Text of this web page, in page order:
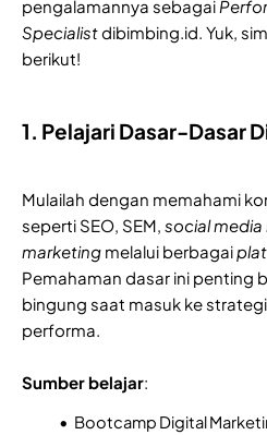
pengalamannya sebagai
Specialistdibimbing.id. Yuk,
berikut!
1. Pelajari Dasar-Dasar
Mulailah dengan memahami
seperti SEO, SEM, social
marketing melalui berbagai
Pemahaman dasar ini penting
bingung saat masuk ke
performa.
Sumber belajar:
Bootcamp Digital